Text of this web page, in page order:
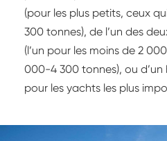
(pour les plus petits, ceux
300 tonnes), de l’un des
(l’un pour les moins de 2
000-4 300 tonnes), ou d’un
pour les yachts les plus